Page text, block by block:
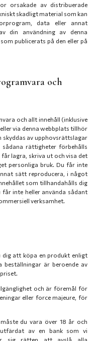
orsakade av distribuerade
skadligt material som kan
data eller annat
din användning av denna
publicerats på den eller på
och
och allt innehåll (inklusive
via denna webbplats tillhör
skyddas av upphovsrättslagar
rättigheter förbehålls
lagra, skriva ut och visa det
personliga bruk. Du får inte
sätt reproducera, i något
som tillhandahålls dig
får inte heller använda sådant
verksamhet.
dig att köpa en produkt enligt
är beroende av
och är föremål för
eller force majeure, för
du vara över 18 år och
av en bank som vi
sig rätten att avslå alla